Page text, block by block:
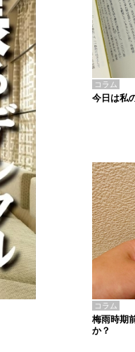
コラム
今日は私
コラム
梅雨時期
か？